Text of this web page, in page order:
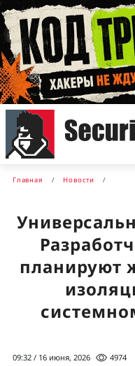
Главная Новости
планируют
09:32 / 16 июня, 2026 4974